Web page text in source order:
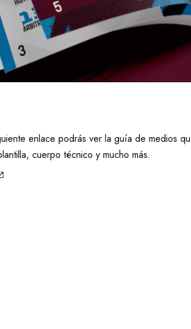
enlace podrás ver la guía de medios
cuerpo técnico y mucho más.